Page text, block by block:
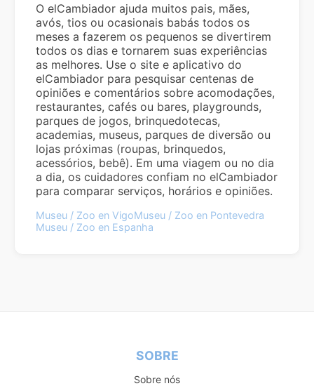
O elCambiador ajuda muitos pais, mães,
avós, tios ou ocasionais babás todos os
meses a fazerem os pequenos se divertirem
todos os dias e tornarem suas experiências
as melhores. Use o site e aplicativo do
elCambiador para pesquisar centenas de
opiniões e comentários sobre acomodações,
restaurantes, cafés ou bares, playgrounds,
parques de jogos, brinquedotecas,
academias, museus, parques de diversão ou
lojas próximas (roupas, brinquedos,
acessórios, bebê). Em uma viagem ou no dia
a dia, os cuidadores confiam no elCambiador
para comparar serviços, horários e opiniões.
Museu / Zoo en VigoMuseu / Zoo en Pontevedra
Museu / Zoo en Espanha
SOBRE
Sobre nós